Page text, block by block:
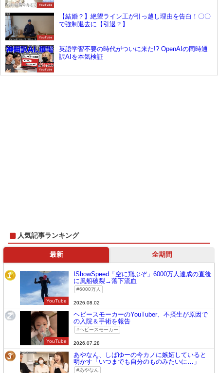
YouTube
YouTube
【結婚？】絶望ライン工が引っ越し理由を告白！〇〇
で強制退去に【引退？】
YouTube
英語学習不要の時代がついに来た!? OpenAIの同時通
訳AIを本気検証
人気記事ランキング
最新 全期間
1
YouTube
IShowSpeed「空に飛ぶぞ」6000万人達成の直後
に風船破裂→落下流血
6000万人
2026.08.02
2
YouTube
ヘビースモーカーのYouTuber、不摂生が原因で
の入院＆手術を報告
ヘビースモーカー
2026.07.28
3
あやなん、しばゆーの今カノに嫉妬していると
明かす「いつまでも自分のものみたいに…」
あやなん